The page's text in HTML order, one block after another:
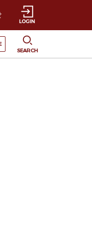
LOGIN
語の切替が発生します
SEARCH